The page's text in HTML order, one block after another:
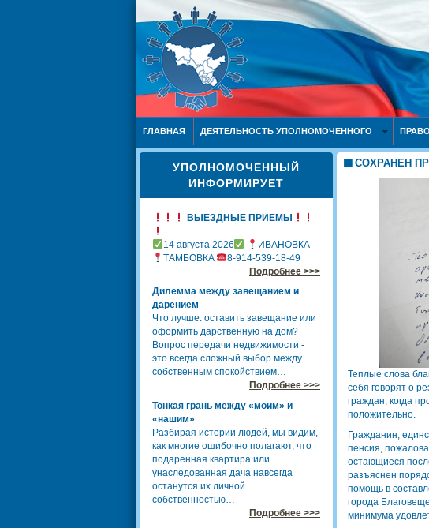
ГЛАВНАЯ ДЕЯТЕЛЬНОСТЬ УПОЛНОМОЧЕННОГО
УПОЛНОМОЧЕННЫЙ
ИНФОРМИРУЕТ
ВЫЕЗДНЫЕ ПРИЕМЫ
14 августа 2026
ИВАНОВКА
ТАМБОВКА
8-914-539-18-49
Подробнее >>>
Дилемма между завещанием и
дарением
Что лучше: оставить завещание или
оформить дарственную на дом?
Вопрос передачи недвижимости -
это всегда сложный выбор между
собственным спокойствием…
Подробнее >>>
Тонкая грань между «моим» и
«нашим»
Разбирая истории людей, мы видим,
как многие ошибочно полагают, что
подаренная квартира или
унаследованная дача навсегда
останутся их личной
собственностью…
Подробнее >>>
СОХРАНЕН
Теплые слова
себя говорят о
граждан, когда
положительно.
Гражданин,
пенсия,
остающиеся
разъяснен
помощь в
города
минимума